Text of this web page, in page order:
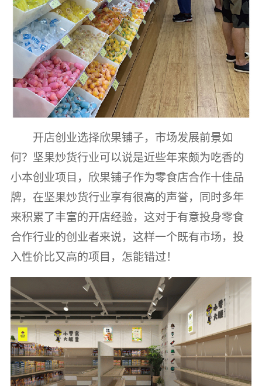
开店创业选择欣果铺子，市场发展前景如
何？坚果炒货行业可以说是近些年来颇为吃香的
小本创业项目，欣果铺子作为零食店合作十佳品
牌，在坚果炒货行业享有很高的声誉，同时多年
来积累了丰富的开店经验，这对于有意投身零食
合作行业的创业者来说，这样一个既有市场，投
入性价比又高的项目，怎能错过！